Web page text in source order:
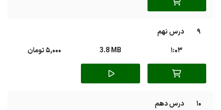
9
درس نهم
1:03
3.8 MB 5,000 تومان
10
درس دهم